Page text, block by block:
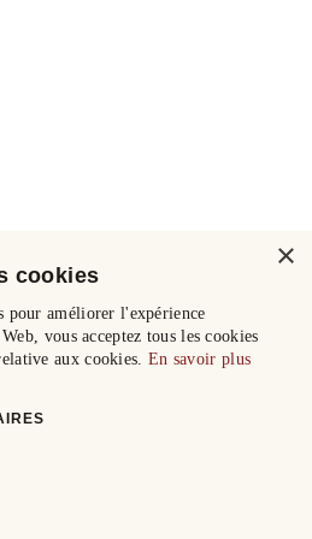
×
cookies
pour améliorer l'expérience
vous acceptez tous les cookies
aux cookies. En savoir plus